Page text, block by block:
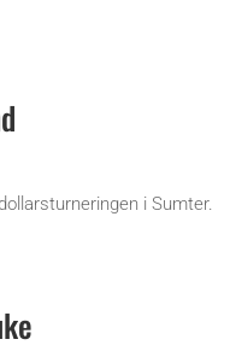
i Sumter.